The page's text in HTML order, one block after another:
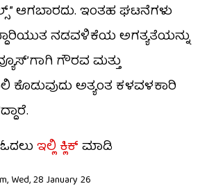
ಆಗಬಾರದು. ಇಂತಹ ಘಟನೆಗಳು
ನಡವಳಿಕೆಯ ಅಗತ್ಯತೆಯನ್ನು
ಗೌರವ ಮತ್ತು
ಕೊಡುವುದು ಅತ್ಯಂತ ಕಳವಳಕಾರಿ
ಇಲ್ಲಿ ಕ್ಲಿಕ್ಮಾಡಿ
Wed, 28 January 26